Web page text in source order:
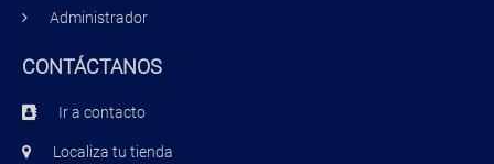
Administrador
CONTÁCTANOS
Ir a contacto
Localiza tu tienda